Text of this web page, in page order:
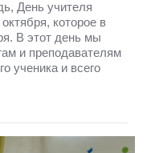
День учителя
которое в
В этот день мы
и преподавателям
ученика и всего